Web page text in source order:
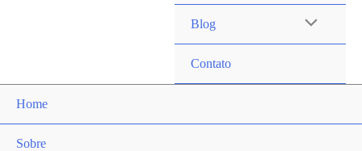
Blog
Contato
Home
Sobre